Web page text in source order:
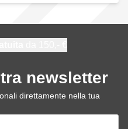
newsletter
direttamente nella tua